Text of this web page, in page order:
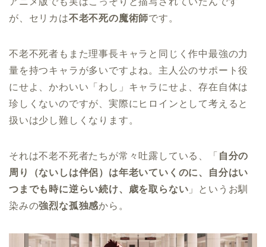
が、セリカは不老不死の魔術師です。
不老不死者もまた理事長キャラと同じく作中最強の力
量を持つキャラが多いですよね。主人公のサポート役
にせよ、かわいい「わし」キャラにせよ、存在自体は
珍しくないのですが、実際にヒロインとして考えると
扱いは少し難しくなります。
それは不老不死者たちが常々吐露している、「 自分の
周り（ないしは伴侶）は年老いていくのに、自分はい
つまでも時に逆らい続け、歳を取らない 」というお馴
染みの強烈な孤独感から。